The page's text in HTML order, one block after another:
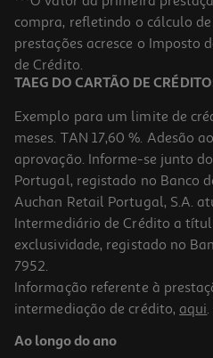
8.99 €/un
8,99 €
Auriculares Qilive Branco Q.1335
4.99 €/un
compra, refletindo o cálculo
prestações acresce o Imposto
de Crédito.
TAEG DO CARTÃO DE
Exemplo para um limite de
meses. TAN 17,60 %. Adesão
aprovação. Informe-se junto
Portugal, registado no Banco
Auchan Retail Portugal, S.A.
Intermediário de Crédito a
exclusividade, registado no
7952.
Informação referente à
intermediação de crédito, aqui.
Ao longo do ano